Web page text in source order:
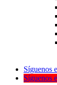
Síguenos
Síguenos